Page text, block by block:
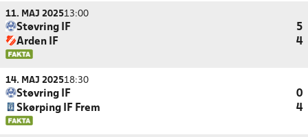
11. MAJ 202513:00
Støvring IF
5
Arden IF
4
14. MAJ 202518:30
Støvring IF
0
Skørping IF Frem
4